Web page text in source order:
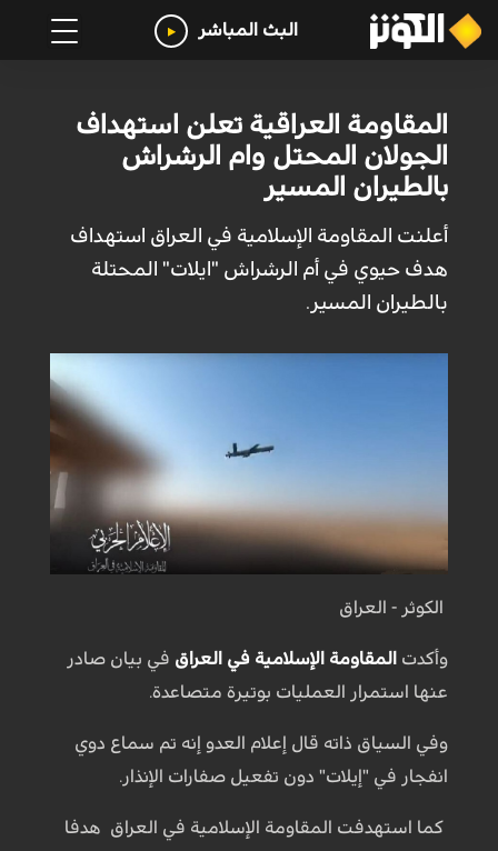
البث المباشر
المقاومة العراقية تعلن استهداف
الجولان المحتل وام الرشراش
بالطيران المسير
أعلنت المقاومة الإسلامية في العراق استهداف
هدف حيوي في أم الرشراش "ايلات" المحتلة
بالطيران المسير.
الكوثر - العراق
وأكدت المقاومة الإسلامية في العراق في بيان صادر
عنها استمرار العمليات بوتيرة متصاعدة.
وفي السياق ذاته قال إعلام العدو إنه تم سماع دوي
انفجار في "إيلات" دون تفعيل صفارات الإنذار.
كما استهدفت المقاومة الإسلامية في العراق هدفا